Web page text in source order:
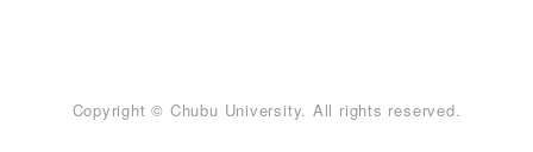
Copyright © Chubu University. All rights reserved.